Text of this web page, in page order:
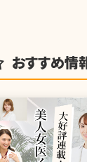
おすすめ情